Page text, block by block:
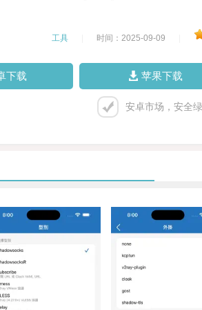
工具 时间：2025-09-09
下载 苹果下载
安卓市场，安全